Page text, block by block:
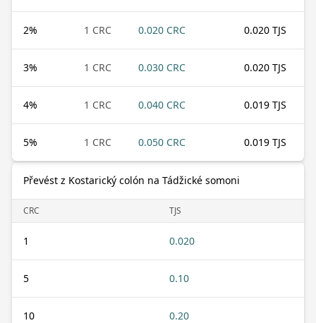
2% 1 CRC 0.020 CRC 0.020 TJS
3% 1 CRC 0.030 CRC 0.020 TJS
4% 1 CRC 0.040 CRC 0.019 TJS
5% 1 CRC 0.050 CRC 0.019 TJS
Převést z Kostarický colón na Tádžické somoni
CRC TJS
1 0.020
5 0.10
10 0.20